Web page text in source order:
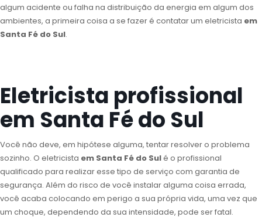
algum acidente ou falha na distribuição da energia em algum dos
ambientes, a primeira coisa a se fazer é contatar um eletricista em
Santa Fé do Sul.
Eletricista profissional
em Santa Fé do Sul
Você não deve, em hipótese alguma, tentar resolver o problema
sozinho. O eletricista em Santa Fé do Sulé o profissional
qualificado para realizar esse tipo de serviço com garantia de
segurança. Além do risco de você instalar alguma coisa errada,
você acaba colocando em perigo a sua própria vida, uma vez que
um choque, dependendo da sua intensidade, pode ser fatal.